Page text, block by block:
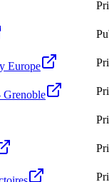
Europe
Grenoble